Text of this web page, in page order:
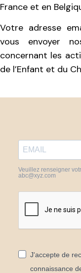
France et en
Votre adresse
vous envoyer
concernant les
de l’Enfant et du
Veuillez renseigner
abc@xyz.com
J'accepte de
connaissance